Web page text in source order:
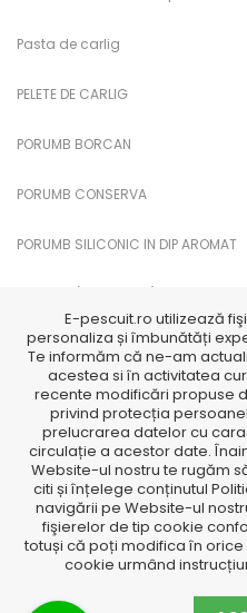
Pasta de carlig
PELETE DE CARLIG
PORUMB BORCAN
PORUMB CONSERVA
PORUMB SILICONIC IN DIP AROMAT
SANDWICH PORUMB
TTX
TTX Feromoni
E-pescuit.ro utilizează
personaliza și îmbunătăți
Te informăm că ne-am
acestea si în activitatea
recente modificări propuse
privind protecția
prelucrarea datelor cu
circulație a acestor date.
Website-ul nostru te rugăm
citi și înțelege conținutul
navigării pe Website-ul
fişierelor de tip cookie
totuși că poți modifica în
cookie urmând